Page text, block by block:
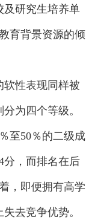
及研究生培养单
育背景资源的倾
性表现同样被
为四个等级。
至50％的二级成
分，而排名在后
，即便拥有高学
去竞争优势。